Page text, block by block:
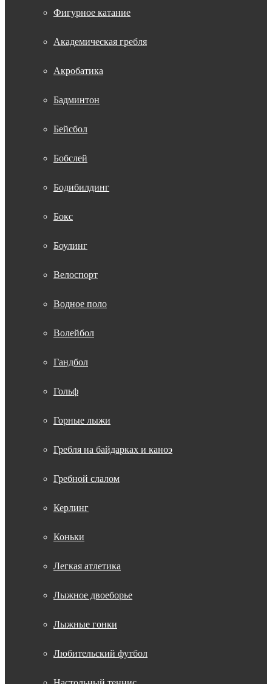
Фигурное катание
Академическая гребля
Акробатика
Бадминтон
Бейсбол
Бобслей
Бодибилдинг
Бокс
Боулинг
Велоспорт
Водное поло
Волейбол
Гандбол
Гольф
Горные лыжи
Гребля на байдарках и каноэ
Гребной слалом
Керлинг
Коньки
Легкая атлетика
Лыжное двоеборье
Лыжные гонки
Любительский футбол